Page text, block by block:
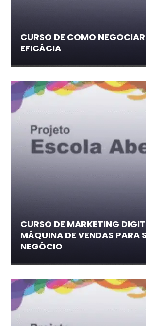
CURSO DE COMO
EFICÁCIA
CURSO DE MARKETING
MÁQUINA DE VENDAS PARA
NEGÓCIO